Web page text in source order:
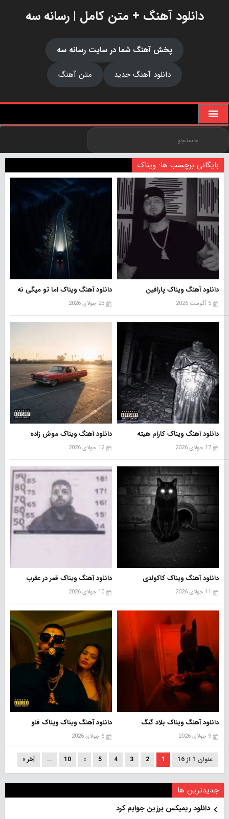
دانلود آهنگ + متن کامل | رسانه سه
پخش آهنگ شما در سایت رسانه سه
دانلود آهنگ جدید
متن آهنگ
بایگانی برچسب ها: ویناک
دانلود آهنگ ویناک پارافین
5 آگوست 2026
دانلود آهنگ ویناک اما تو میگی نه
23 جولای 2026
دانلود آهنگ ویناک کارام هیته
17 جولای 2026
دانلود آهنگ ویناک موش زاده
12 جولای 2026
دانلود آهنگ ویناک کاکولدی
11 جولای 2026
دانلود آهنگ ویناک قمر در عقرب
10 جولای 2026
دانلود آهنگ ویناک بلاد گنگ
9 جولای 2026
دانلود آهنگ ویناک ویناک فلو
6 جولای 2026
عنوان 1 از 16 1
2
3
4
5
»
10
... آخر »
جدیدترین ها
دانلود ریمیکس برزین جوابم کرد